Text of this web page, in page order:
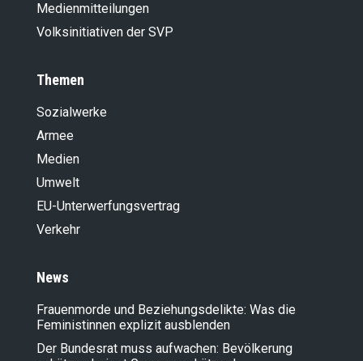
Medienmitteilungen
Volksinitiativen der SVP
Themen
Sozialwerke
Armee
Medien
Umwelt
EU-Unterwerfungsvertrag
Verkehr
News
Frauenmorde und Beziehungsdelikte: Was die
Feministinnen explizit ausblenden
Der Bundesrat muss aufwachen: Bevölkerung